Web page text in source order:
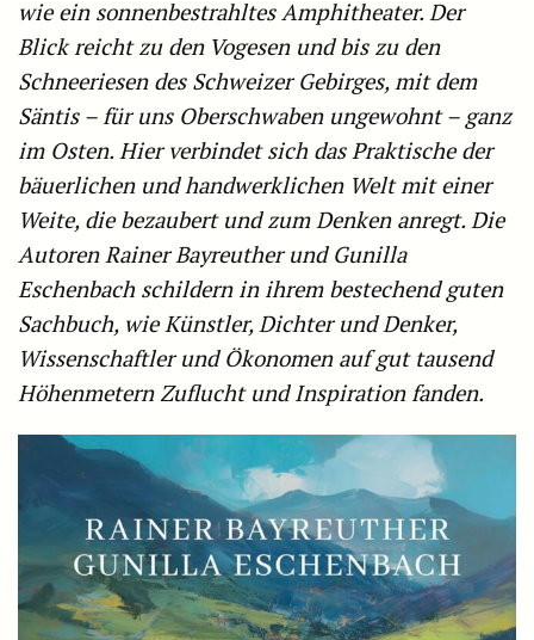
wie ein sonnenbestrahltes Amphitheater. Der
Blick reicht zu den Vogesen und bis zu den
Schneeriesen des Schweizer Gebirges, mit dem
Säntis – für uns Oberschwaben ungewohnt – ganz
im Osten. Hier verbindet sich das Praktische der
bäuerlichen und handwerklichen Welt mit einer
Weite, die bezaubert und zum Denken anregt. Die
Autoren Rainer Bayreuther und Gunilla
Eschenbach schildern in ihrem bestechend guten
Sachbuch, wie Künstler, Dichter und Denker,
Wissenschaftler und Ökonomen auf gut tausend
Höhenmetern Zuflucht und Inspiration fanden.